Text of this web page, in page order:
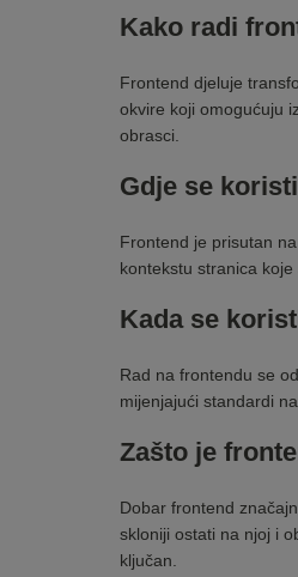
Kako radi
Frontend djeluje
okvire koji omogućuju
obrasci.
Gdje se
Frontend je prisutan
kontekstu stranica
Kada se
Rad na frontendu se
mijenjajući standardi
Zašto je
Dobar frontend
skloniji ostati na njoj i
ključan.